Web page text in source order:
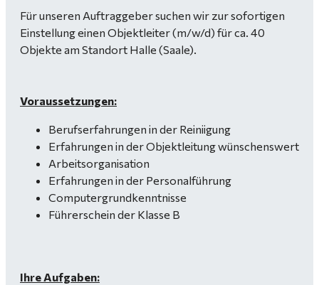
Für unseren Auftraggeber suchen wir zur sofortigen
Einstellung einen Objektleiter (m/w/d) für ca. 40
Objekte am Standort Halle (Saale).
Voraussetzungen:
Berufserfahrungen in der Reiniigung
Erfahrungen in der Objektleitung wünschenswert
Arbeitsorganisation
Erfahrungen in der Personalführung
Computergrundkenntnisse
Führerschein der Klasse B
Ihre Aufgaben: